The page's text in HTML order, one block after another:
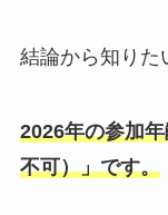
結論から知りた
2026年の参加
不可）」です。